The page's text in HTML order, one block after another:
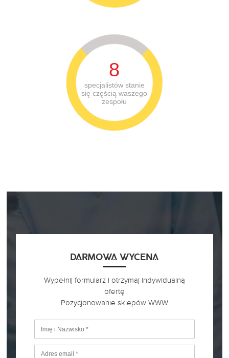
8
specjalistów stanie
się częścią waszego
zespołu
DARMOWA WYCENA
Wypełnij formularz i otrzymaj indywidualną
ofertę
Pozycjonowanie sklepów WWW